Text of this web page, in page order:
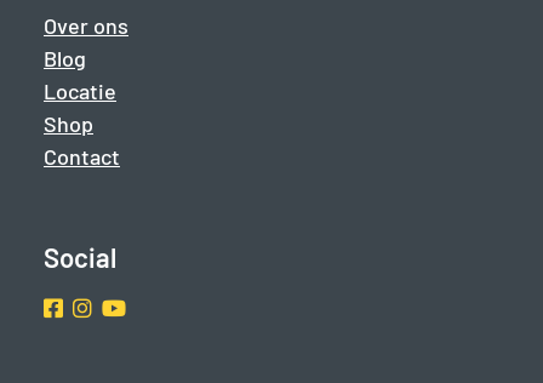
Over ons
Blog
Locatie
Shop
Contact
Social
Facebook
Instragram
Youtube